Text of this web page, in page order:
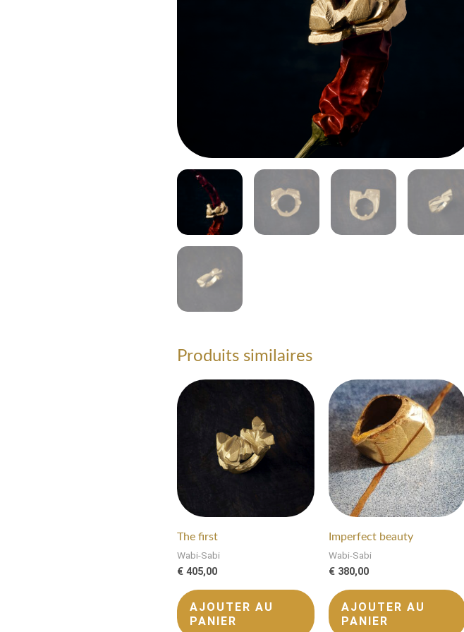
Produits similaires
The first
Wabi-Sabi
€ 405,00
AJOUTER AU
PANIER
Imperfect beauty
Wabi-Sabi
€ 380,00
AJOUTER AU
PANIER